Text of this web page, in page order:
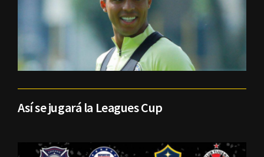
Así se jugará la Leagues Cup